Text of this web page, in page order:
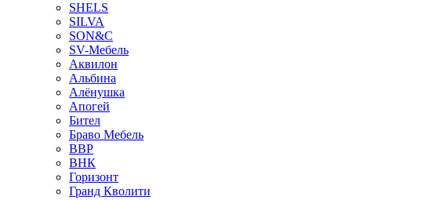
SHELS
SILVA
SON&C
SV-Мебель
Аквилон
Альбина
Алёнушка
Апогей
Бител
Браво Мебель
ВВР
ВНК
Горизонт
Гранд Кволити